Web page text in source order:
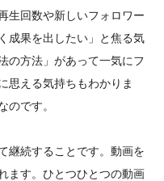
生回数や新しいフォロワー
成果を出したい」と焦る気
の方法」があって一気にフ
思える気持ちもわかりま
のです。
継続することです。動画を
ます。ひとつひとつの動画